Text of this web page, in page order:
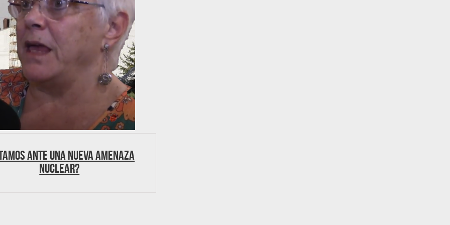
ante una nueva amenaza
nuclear?